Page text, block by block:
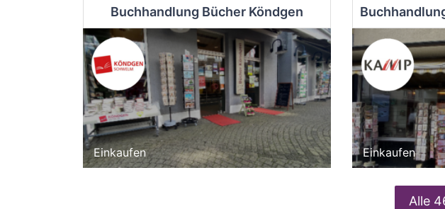
Buchhandlung Bücher Köndgen
Einkaufen Einkaufen
Alle